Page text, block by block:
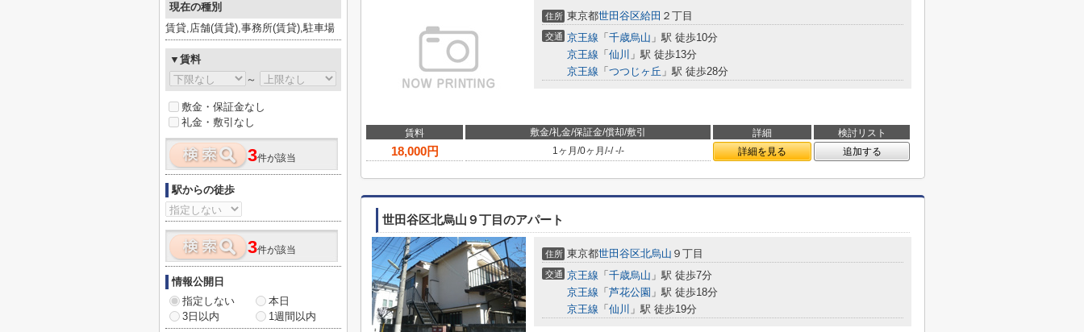
住所 東京都世田谷区給田 ２丁目
交通 京王線 「 千歳烏山 」駅 徒歩10分
京王線 「 仙川 」駅 徒歩13分
京王線 「 つつじヶ丘 」駅 徒歩28分
賃料 敷金/礼金/保証金/償却/敷引 詳細 検討リスト
18,000円 1ヶ月 /0ヶ月 /-/-/- 詳細を見る 追加する
世田谷区北烏山９丁目のアパート
住所 東京都世田谷区北烏山 ９丁目
交通 京王線 「 千歳烏山 」駅 徒歩7分
京王線 「 芦花公園 」駅 徒歩18分
京王線 「 仙川 」駅 徒歩19分
現在の種別
賃貸,店舗(賃貸),事務所(賃貸),駐車場
▼賃料
～
敷金・保証金なし
礼金・敷引なし
3件が該当
駅からの徒歩
3件が該当
情報公開日
指定しない
本日
3日以内
1週間以内